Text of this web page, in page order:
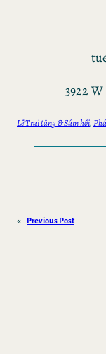
3922
Lễ Trai tăng & Sám hối,
« Previous Post